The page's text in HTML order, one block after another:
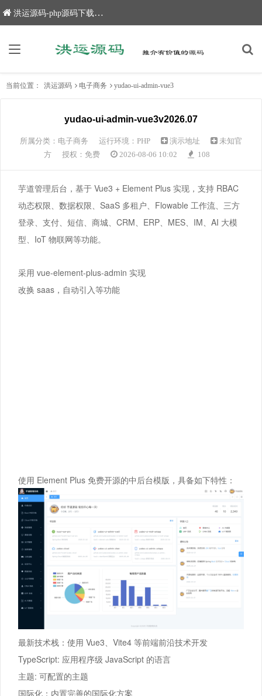
洪运源码-php源码下载,网站源码,网站源码下载
当前位置： 洪运源码 电子商务 yudao-ui-admin-vue3
yudao-ui-admin-vue3v2026.07
所属分类： 电子商务 运行环境：PHP 演示地址
未知官
方
授权：免费 2026-08-06 10:02 108
芋道管理后台，基于 Vue3 + Element Plus 实现，支持 RBAC
动态权限、数据权限、SaaS 多租户、Flowable 工作流、三方
登录、支付、短信、商城、CRM、ERP、MES、IM、AI 大模
型、IoT 物联网等功能。
采用 vue-element-plus-admin 实现
改换 saas，自动引入等功能
使用 Element Plus 免费开源的中后台模版，具备如下特性：
最新技术栈：使用 Vue3、Vite4 等前端前沿技术开发
TypeScript: 应用程序级 JavaScript 的语言
主题: 可配置的主题
国际化：内置完善的国际化方案